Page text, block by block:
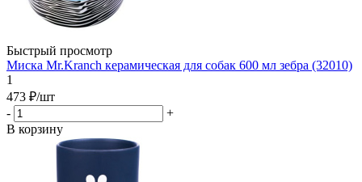
Быстрый просмотр
Миска Mr.Kranch керамическая для собак 600 мл зебра (32010)
1
473 ₽/шт
-
+
В корзину